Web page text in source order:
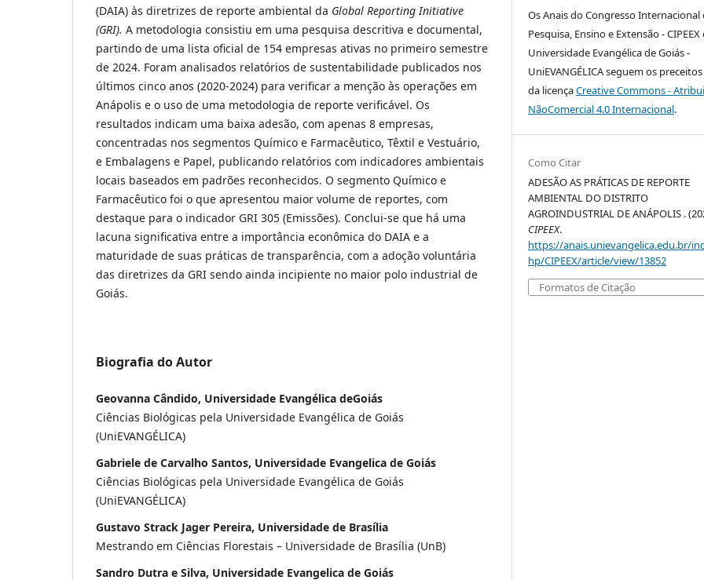
(DAIA) às diretrizes de reporte ambiental da Global Reporting Initiative
(GRI). A metodologia consistiu em uma pesquisa descritiva e documental,
partindo de uma lista oficial de 154 empresas ativas no primeiro semestre
de 2024. Foram analisados relatórios de sustentabilidade publicados nos
últimos cinco anos (2020-2024) para verificar a menção às operações em
Anápolis e o uso de uma metodologia de reporte verificável. Os
resultados indicam uma baixa adesão, com apenas 8 empresas,
concentradas nos segmentos Químico e Farmacêutico, Têxtil e Vestuário,
e Embalagens e Papel, publicando relatórios com indicadores ambientais
locais baseados em padrões reconhecidos. O segmento Químico e
Farmacêutico foi o que apresentou maior volume de reportes, com
destaque para o indicador GRI 305 (Emissões). Conclui-se que há uma
lacuna significativa entre a importância econômica do DAIA e a
maturidade de suas práticas de transparência, com a adoção voluntária
das diretrizes da GRI sendo ainda incipiente no maior polo industrial de
Goiás.
Biografia do Autor
Geovanna Cândido, Universidade Evangélica deGoiás
Ciências Biológicas pela Universidade Evangélica de Goiás
(UniEVANGÉLICA)
Gabriele de Carvalho Santos, Universidade Evangelica de Goiás
Ciências Biológicas pela Universidade Evangélica de Goiás
(UniEVANGÉLICA)
Gustavo Strack Jager Pereira, Universidade de Brasília
Mestrando em Ciências Florestais – Universidade de Brasília (UnB)
Sandro Dutra e Silva, Universidade Evangelica de Goiás
Os Anais do Congresso Internacional
Pesquisa, Ensino e Extensão - CIPEEX
Universidade Evangélica de Goiás -
UniEVANGÉLICA seguem os
da licençaCreative Commons -
NãoComercial 4.0 Internacional.
Como Citar
ADESÃO AS PRÁTICAS DE REPORTE
AMBIENTAL DO DISTRITO
AGROINDUSTRIAL DE ANÁPOLIS .
CIPEEX.
https://anais.unievangelica.edu.br/
hp/CIPEEX/article/view/13852
Formatos de Citação